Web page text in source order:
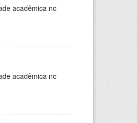
acadêmica no
acadêmica no